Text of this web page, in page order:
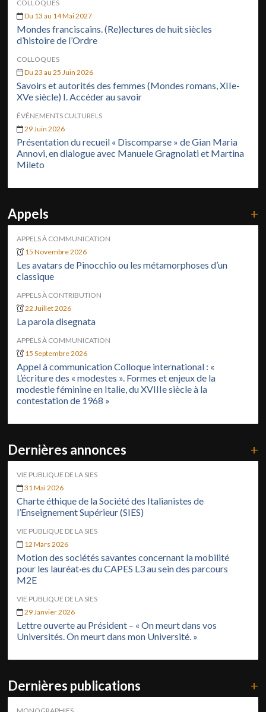
COLLOQUES
Du 13 au 14 Mai 2027
Mondes franciscains. (Re)lectures de huit siècles
d’histoire de l’Ordre
COLLOQUES
Du 23 au 25 Juin 2026
Savoirs et autorités des femmes (Mondes romans, XIIe-
XVe siècle) I. Accéder au savoir
ÉVÉNEMENTS CULTURELS
29 Juin 2026
Présentation du recueil « Discomparse » de Gian Maria
Annovi, en dialogue avec Manuele Gragnolati et Martina
Mileto
Appels +
APPELS À COMMUNICATION
15 Novembre 2026
Les avatars de Pinocchio ou les métamorphoses d’un
classique
APPELS À CONTRIBUTION
22 Juillet 2026
La parola disegnata
APPELS À COMMUNICATION
15 Septembre 2026
Appel à communication Colloque international : «
L’écriture des « modestes ». Formes et enjeux de la
modestie féminine en Italie, du XVIIIe siècle à la
contestation de 1968 »
Dernières annonces +
VIE PUBLIQUE DE LA SIES
31 Mai 2026
Charte éthique de la Société des Italianistes de
l’Enseignement Supérieur (SIES)
VIE PUBLIQUE DE LA SIES
12 Mars 2026
Motion des sociétés savantes concernant la mobilité
pour les lauréat·es du CAPES L3 au sein des parcours
M2E
VIE PUBLIQUE DE LA SIES
29 Janvier 2026
Lettre ouverte au Président – « On meurt dans vos
Universités. On meurt dans mon Université. »
Dernières publications +